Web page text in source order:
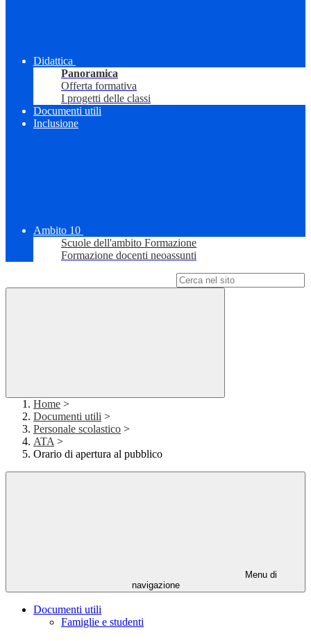
Didattica
Panoramica
Offerta formativa
I progetti delle classi
Documenti utili
Inclusione
Ambito 10
Scuole dell'ambito Formazione
Formazione docenti neoassunti
Home >
Documenti utili >
Personale scolastico >
ATA >
Orario di apertura al pubblico
Menu di
navigazione
Documenti utili
Famiglie e studenti